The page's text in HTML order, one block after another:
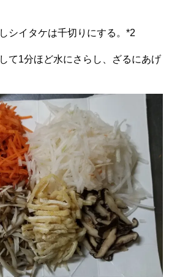
シイタケは千切りにする。*2
て1分ほど水にさらし、ざるにあげ